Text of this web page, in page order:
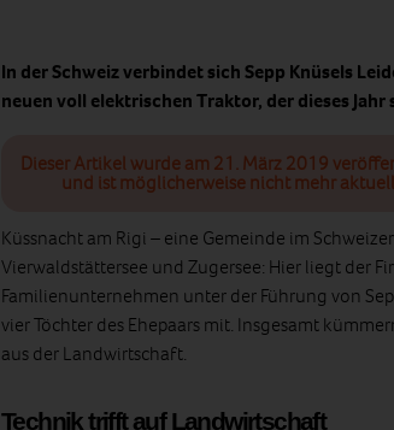
In der Schweiz verbindet sich Sepp Knüsels
neuen voll elektrischen Traktor, der dieses
Dieser Artikel wurde am 21. März 2019
und ist möglicherweise nicht mehr
Küssnacht am Rigi – eine Gemeinde im
Vierwaldstättersee und Zugersee: Hier liegt der
Familienunternehmen unter der Führung von
vier Töchter des Ehepaars mit. Insgesamt
aus der Landwirtschaft.
Technik trifft auf Landwirtschaft